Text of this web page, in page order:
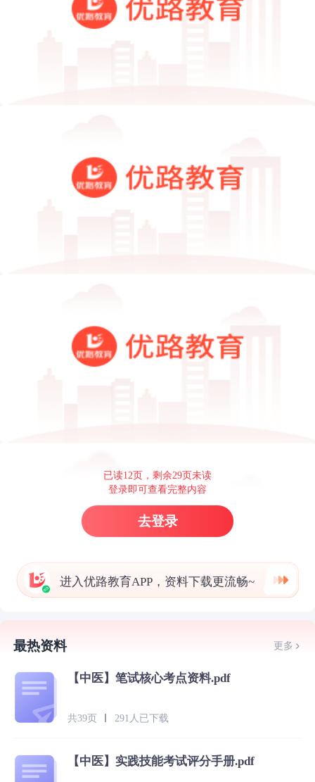
已读12页，剩余29页未读
登录即可查看完整内容
去登录
进入优路教育APP，资料下载更流畅~
最热资料 更多
【中医】笔试核心考点资料.pdf
共39页 291人已下载
【中医】实践技能考试评分手册.pdf